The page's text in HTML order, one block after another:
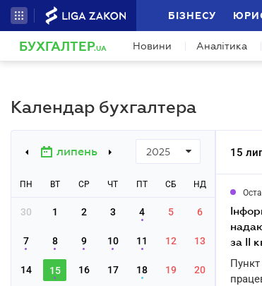
БІЗНЕСУ
БУХГАЛТЕР.UA Новини Аналітика
Календар бухгалтера
липень 2025
ПН ВТ СР ЧТ ПТ СБ НД
30 1 2 3 4 5 6
7 8 9 10 11 12 13
14 15 16 17 18 19 20
15
інформації про кількість працевлаштованих громадян суб'єктами господарювання, які
за II